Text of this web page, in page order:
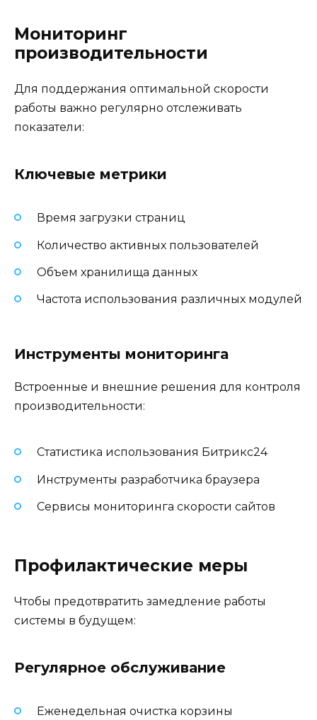
Мониторинг
производительности
Для поддержания оптимальной скорости
работы важно регулярно отслеживать
показатели:
Ключевые метрики
Время загрузки страниц
Количество активных пользователей
Объем хранилища данных
Частота использования различных модулей
Инструменты мониторинга
Встроенные и внешние решения для контроля
производительности:
Статистика использования Битрикс24
Инструменты разработчика браузера
Сервисы мониторинга скорости сайтов
Профилактические меры
Чтобы предотвратить замедление работы
системы в будущем:
Регулярное обслуживание
Еженедельная очистка корзины